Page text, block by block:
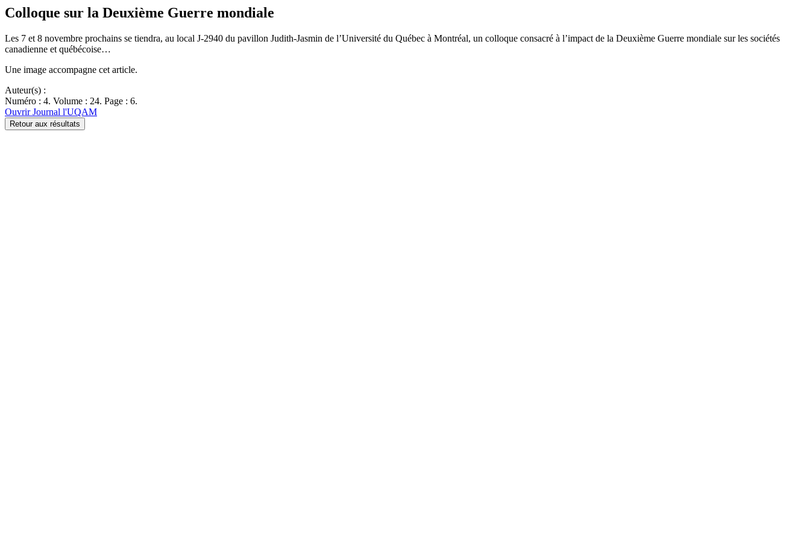
Colloque sur la Deuxième Guerre mondiale
Les 7 et 8 novembre prochains se tiendra, au local J-2940 du pavillon Judith-Jasmin de l’Université du Québec à Montréal, un colloque consacré à l’impact de la Deuxième Guerre mondiale sur les sociétés
canadienne et québécoise…
Une image accompagne cet article.
Auteur(s) :
Numéro : 4. Volume : 24. Page : 6.
Ouvrir Journal l'UQAM
Retour aux résultats